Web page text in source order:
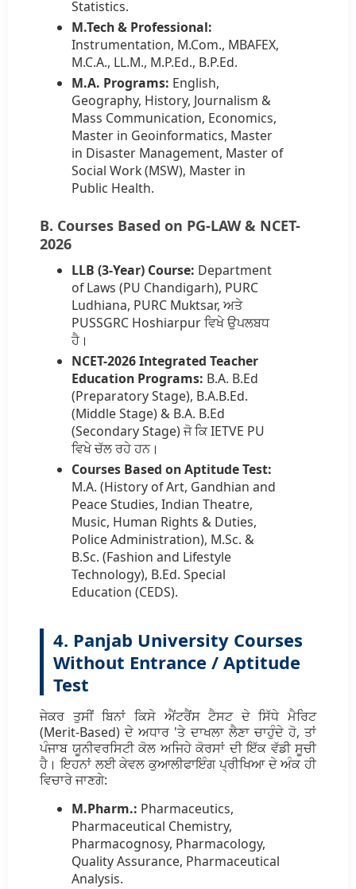
Statistics.
M.Tech & Professional:
Instrumentation, M.Com., MBAFEX,
M.C.A., LL.M., M.P.Ed., B.P.Ed.
M.A. Programs: English,
Geography, History, Journalism &
Mass Communication, Economics,
Master in Geoinformatics, Master
in Disaster Management, Master of
Social Work (MSW), Master in
Public Health.
B. Courses Based on PG-LAW & NCET-
2026
LLB (3-Year) Course: Department
of Laws (PU Chandigarh), PURC
Ludhiana, PURC Muktsar, ਅਤੇ
PUSSGRC Hoshiarpur ਵਿਖੇ ਉਪਲਬਧ
ਹੈ।
NCET-2026 Integrated Teacher
Education Programs: B.A. B.Ed
(Preparatory Stage), B.A.B.Ed.
(Middle Stage) & B.A. B.Ed
(Secondary Stage) ਜੋ ਕਿ IETVE PU
ਵਿਖੇ ਚੱਲ ਰਹੇ ਹਨ।
Courses Based on Aptitude Test:
M.A. (History of Art, Gandhian and
Peace Studies, Indian Theatre,
Music, Human Rights & Duties,
Police Administration), M.Sc. &
B.Sc. (Fashion and Lifestyle
Technology), B.Ed. Special
Education (CEDS).
4. Panjab University Courses
Without Entrance / Aptitude
Test
ਜੇਕਰ ਤੁਸੀਂ ਬਿਨਾਂ ਕਿਸੇ ਐਂਟਰੈਂਸ ਟੈਸਟ ਦੇ ਸਿੱਧੇ ਮੈਰਿਟ
(Merit-Based) ਦੇ ਅਧਾਰ 'ਤੇ ਦਾਖਲਾ ਲੈਣਾ ਚਾਹੁੰਦੇ ਹੋ, ਤਾਂ
ਪੰਜਾਬ ਯੂਨੀਵਰਸਿਟੀ ਕੋਲ ਅਜਿਹੇ ਕੋਰਸਾਂ ਦੀ ਇੱਕ ਵੱਡੀ ਸੂਚੀ
ਹੈ। ਇਹਨਾਂ ਲਈ ਕੇਵਲ ਕੁਆਲੀਫਾਇੰਗ ਪ੍ਰੀਖਿਆ ਦੇ ਅੰਕ ਹੀ
ਵਿਚਾਰੇ ਜਾਣਗੇ:
M.Pharm.: Pharmaceutics,
Pharmaceutical Chemistry,
Pharmacognosy, Pharmacology,
Quality Assurance, Pharmaceutical
Analysis.